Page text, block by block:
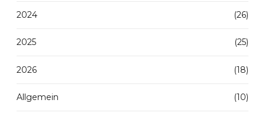
2024 (26)
2025 (25)
2026 (18)
Allgemein (10)